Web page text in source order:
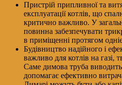
Пристрій припливної та
експлуатації котлів, що
критично важливо. У
повинна забезпечувати
в приміщенні протягом
Будівництво надійного і
важливо для котлів на газі,
Саме димова труба
допомагає ефективно